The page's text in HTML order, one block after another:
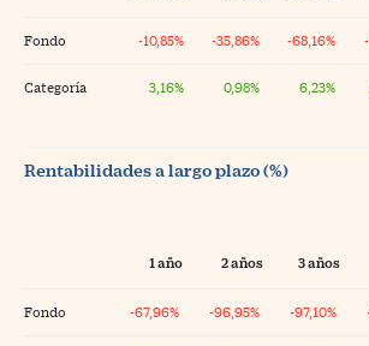
Fondo -10,85% -35,86% -68,16%
Categoría 3,16% 0,98% 6,23%
Rentabilidades a largo plazo (%)
1 año 2 años 3 años
Fondo -67,96% -96,95% -97,10%